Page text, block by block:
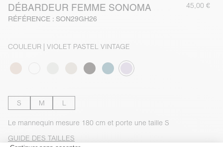
DÉBARDEUR FEMME SONOMA
RÉFÉRENCE : SON29GH26
45,00 €
COULEUR | VIOLET PASTEL VINTAGE
S M L
Le mannequin mesure 180 cm et porte une taille S
GUIDE DES TAILLES